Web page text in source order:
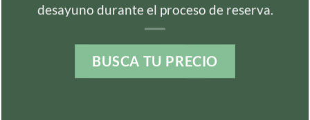
desayuno durante el proceso de reserva.
BUSCA TU PRECIO